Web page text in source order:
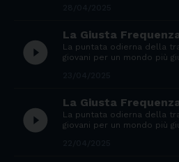
play_circle_filled
La Giusta
La puntata odierna della
giovani per un mondo più
play_circle_filled
La Giusta
La puntata odierna della
giovani per un mondo più